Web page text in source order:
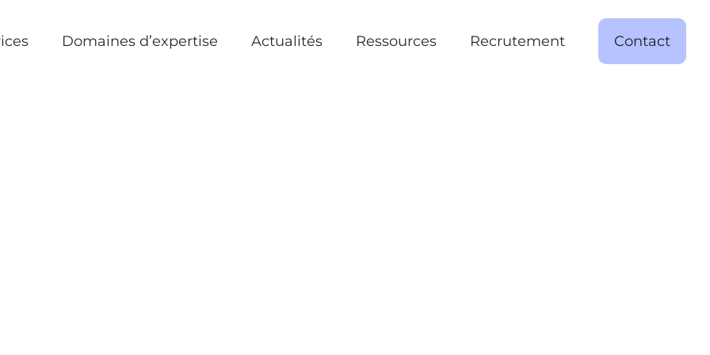
Domaines d’expertise Actualités Ressources Recrutement Contact